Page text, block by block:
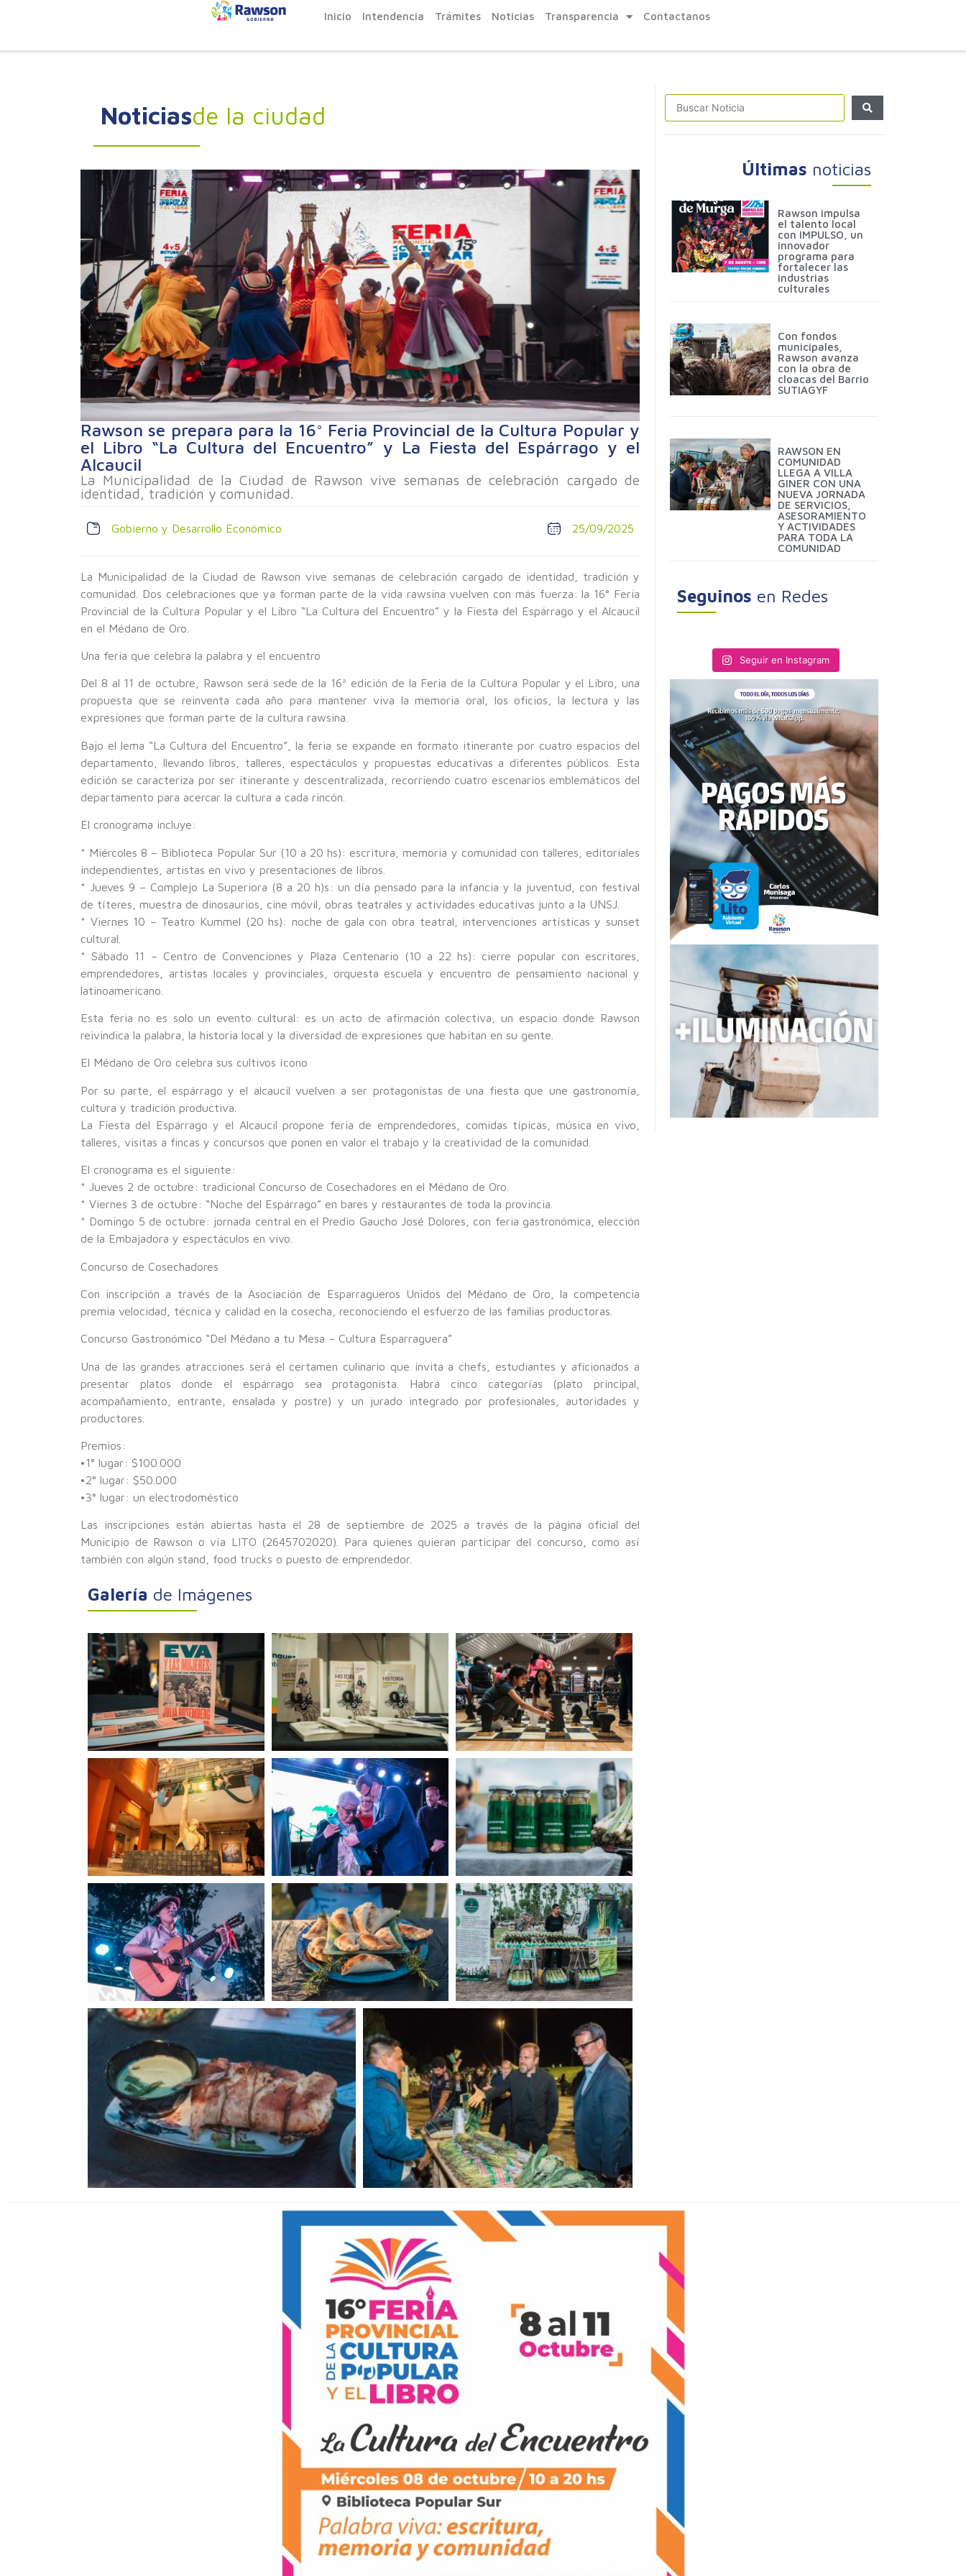
Inicio Intendencia Trámites Noticias Transparencia Contactanos
Noticiasde la ciudad
Rawson se prepara para la 16° Feria Provincial de la Cultura Popular y
el Libro “La Cultura del Encuentro” y La Fiesta del Espárrago y el
Alcaucil
La Municipalidad de la Ciudad de Rawson vive semanas de celebración cargado de
identidad, tradición y comunidad.
Gobierno y Desarrollo Económico 25/09/2025
La Municipalidad de la Ciudad de Rawson vive semanas de celebración cargado de identidad, tradición y
comunidad. Dos celebraciones que ya forman parte de la vida rawsina vuelven con más fuerza: la 16° Feria
Provincial de la Cultura Popular y el Libro “La Cultura del Encuentro” y la Fiesta del Espárrago y el Alcaucil
en el Médano de Oro.
Una feria que celebra la palabra y el encuentro
Del 8 al 11 de octubre, Rawson será sede de la 16ª edición de la Feria de la Cultura Popular y el Libro, una
propuesta que se reinventa cada año para mantener viva la memoria oral, los oficios, la lectura y las
expresiones que forman parte de la cultura rawsina.
Bajo el lema “La Cultura del Encuentro”, la feria se expande en formato itinerante por cuatro espacios del
departamento, llevando libros, talleres, espectáculos y propuestas educativas a diferentes públicos. Esta
edición se caracteriza por ser itinerante y descentralizada, recorriendo cuatro escenarios emblemáticos del
departamento para acercar la cultura a cada rincón.
El cronograma incluye:
* Miércoles 8 – Biblioteca Popular Sur (10 a 20 hs): escritura, memoria y comunidad con talleres, editoriales
independientes, artistas en vivo y presentaciones de libros.
* Jueves 9 – Complejo La Superiora (8 a 20 h)s: un día pensado para la infancia y la juventud, con festival
de títeres, muestra de dinosaurios, cine móvil, obras teatrales y actividades educativas junto a la UNSJ.
* Viernes 10 – Teatro Kummel (20 hs): noche de gala con obra teatral, intervenciones artísticas y sunset
cultural.
* Sábado 11 – Centro de Convenciones y Plaza Centenario (10 a 22 hs): cierre popular con escritores,
emprendedores, artistas locales y provinciales, orquesta escuela y encuentro de pensamiento nacional y
latinoamericano.
Esta feria no es solo un evento cultural: es un acto de afirmación colectiva, un espacio donde Rawson
reivindica la palabra, la historia local y la diversidad de expresiones que habitan en su gente.
El Médano de Oro celebra sus cultivos ícono
Por su parte, el espárrago y el alcaucil vuelven a ser protagonistas de una fiesta que une gastronomía,
cultura y tradición productiva.
La Fiesta del Espárrago y el Alcaucil propone feria de emprendedores, comidas típicas, música en vivo,
talleres, visitas a fincas y concursos que ponen en valor el trabajo y la creatividad de la comunidad.
El cronograma es el siguiente:
* Jueves 2 de octubre: tradicional Concurso de Cosechadores en el Médano de Oro.
* Viernes 3 de octubre: “Noche del Espárrago” en bares y restaurantes de toda la provincia.
* Domingo 5 de octubre: jornada central en el Predio Gaucho José Dolores, con feria gastronómica, elección
de la Embajadora y espectáculos en vivo.
Concurso de Cosechadores
Con inscripción a través de la Asociación de Esparragueros Unidos del Médano de Oro, la competencia
premia velocidad, técnica y calidad en la cosecha, reconociendo el esfuerzo de las familias productoras.
Concurso Gastronómico “Del Médano a tu Mesa – Cultura Esparraguera”
Una de las grandes atracciones será el certamen culinario que invita a chefs, estudiantes y aficionados a
presentar platos donde el espárrago sea protagonista. Habrá cinco categorías (plato principal,
acompañamiento, entrante, ensalada y postre) y un jurado integrado por profesionales, autoridades y
productores.
Premios:
•1° lugar: $100.000
•2° lugar: $50.000
•3° lugar: un electrodoméstico
Las inscripciones están abiertas hasta el 28 de septiembre de 2025 a través de la página oficial del
Municipio de Rawson o vía LITO (2645702020). Para quienes quieran participar del concurso, como así
también con algún stand, food trucks o puesto de emprendedor.
Galería de Imágenes
Últimas noticias
Rawson impulsa
el talento local
con IMPULSO, un
innovador
programa para
fortalecer las
industrias
culturales
Con fondos
municipales,
Rawson avanza
con la obra de
cloacas del Barrio
SUTIAGYF
RAWSON EN
COMUNIDAD
LLEGA A VILLA
GINER CON UNA
NUEVA JORNADA
DE SERVICIOS,
ASESORAMIENTO
Y ACTIVIDADES
PARA TODA LA
COMUNIDAD
Seguinos en Redes
Seguir en Instagram